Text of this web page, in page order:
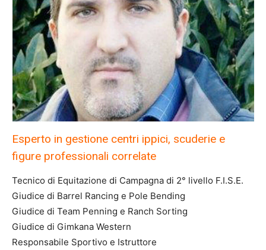
Esperto in gestione centri ippici, scuderie e
figure professionali correlate
Tecnico di Equitazione di Campagna di 2° livello F.I.S.E.
Giudice di Barrel Rancing e Pole Bending
Giudice di Team Penning e Ranch Sorting
Giudice di Gimkana Western
Responsabile Sportivo e Istruttore